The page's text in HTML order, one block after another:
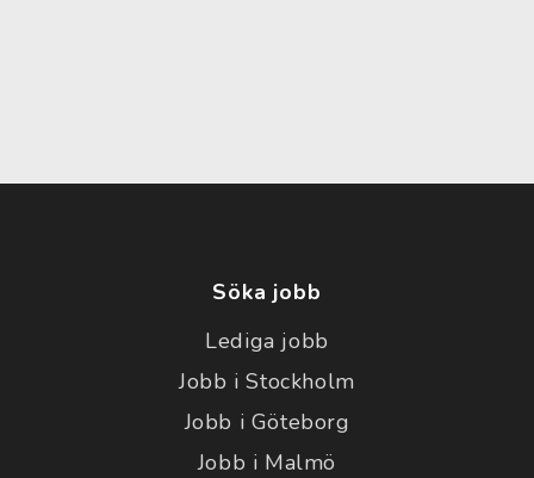
Söka jobb
Lediga jobb
Jobb i Stockholm
Jobb i Göteborg
Jobb i Malmö